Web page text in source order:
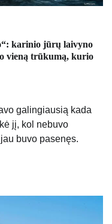
karinio jūrų laivyno
vieną trūkumą, kurio
galingiausią kada
jį, kol nebuvo
buvo pasenęs.